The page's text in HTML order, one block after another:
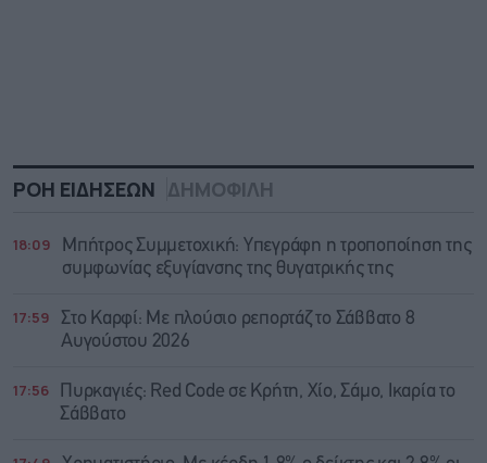
ΡΟΗ ΕΙΔΗΣΕΩΝ ΔΗΜΟΦΙΛΗ
18:09
Μπήτρος Συμμετοχική: Υπεγράφη η τροποποίηση της
συμφωνίας εξυγίανσης της θυγατρικής της
17:59
Στο Καρφί: Με πλούσιο ρεπορτάζ το Σάββατο 8
Αυγούστου 2026
17:56
Πυρκαγιές: Red Code σε Κρήτη, Χίο, Σάμο, Ικαρία το
Σάββατο